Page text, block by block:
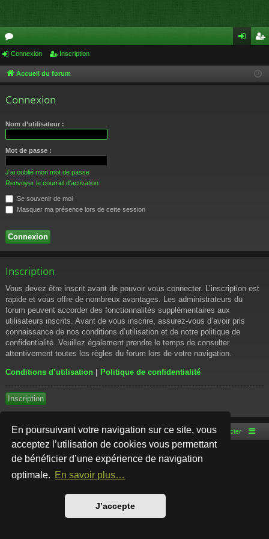
En poursuivant votre navigation sur ce site, vous
acceptez l’utilisation de cookies vous permettant
de bénéficier d’une expérience de navigation
optimale. En savoir plus…
J’accepte
or
u cri
Connexion Inscription
Accueil du forum
Connexion
Nom d’utilisateur :
Mot de passe :
J’ai oublié mon mot de passe
Renvoyer le courriel d’activation
Se souvenir de moi
Masquer ma présence lors de cette session
Inscription
Vous devez être inscrit avant de pouvoir vous connecter. L’inscription est
rapide et vous offre de nombreux avantages. Les administrateurs du
forum peuvent accorder des fonctionnalités supplémentaires aux
utilisateurs inscrits. Avant de vous inscrire, assurez-vous d’avoir pris
connaissance de nos conditions d’utilisation et de notre politique de
confidentialité. Veuillez également prendre le temps de consulter
attentivement toutes les règles du forum lors de votre navigation.
Conditions d’utilisation | Politique de confidentialité
Inscription
Accueil du forum Nous contacter
Développé parphpBB® Forum Software © phpBB Limited
Style par
Traduction française officielle